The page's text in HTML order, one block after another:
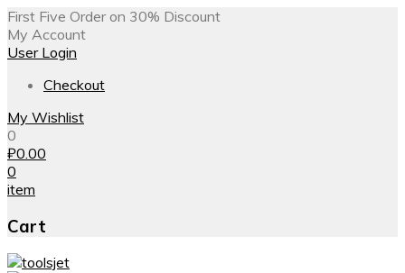
First Five Order on 30% Discount
My Account
User Login
Checkout
My Wishlist
0
₽0.00
0
item
Cart